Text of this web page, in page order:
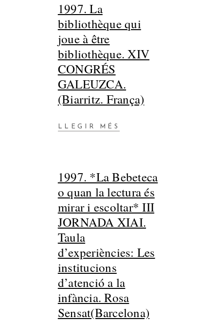
1997. La
bibliothèque qui
joue à être
bibliothèque. XIV
CONGRÉS
GALEUZCA.
(Biarritz. França)
LLEGIR MÉS
1997. *La Bebeteca
o quan la lectura és
mirar i escoltar* III
JORNADA XIAI.
Taula
d’experiències: Les
institucions
d’atenció a la
infància. Rosa
Sensat(Barcelona)